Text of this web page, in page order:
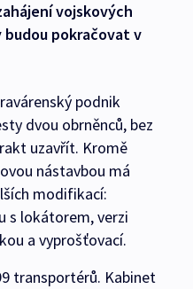
vojskových
budou pokračovat v
podnik
dvou obrněnců, bez
uzavřít. Kromě
nástavbou má
modifikací:
s lokátorem, verzi
a vyprošťovací.
transportérů. Kabinet